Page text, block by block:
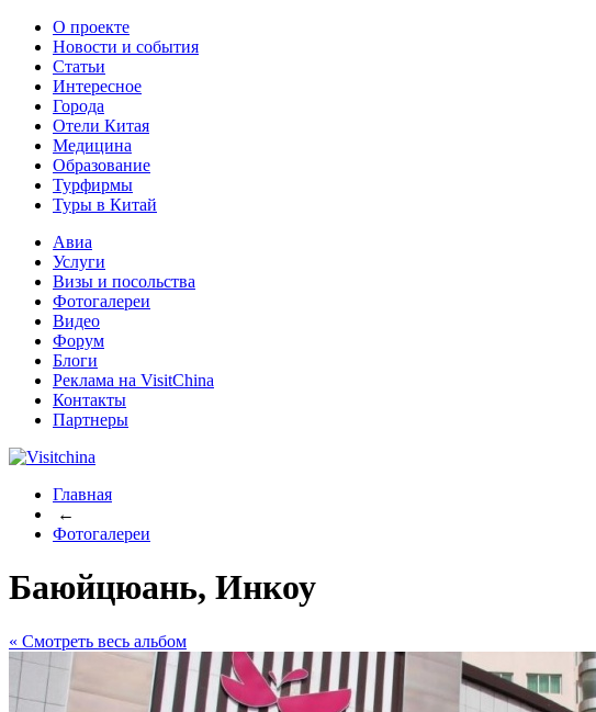
О проекте
Новости и события
Статьи
Интересное
Города
Отели Китая
Медицина
Образование
Турфирмы
Туры в Китай
Авиа
Услуги
Визы и посольства
Фотогалереи
Видео
Форум
Блоги
Реклама на VisitChina
Контакты
Партнеры
Главная
←
Фотогалереи
Баюйцюань, Инкоу
« Cмотреть весь альбом